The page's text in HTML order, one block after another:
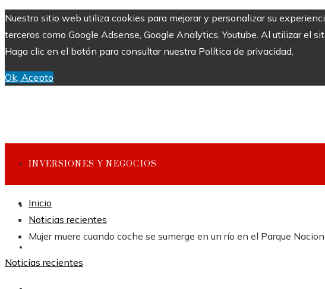
Nuestro sitio web utiliza cookies para mejorar y personalizar su
terceros como Google Adsense, Google Analytics, Youtube. Al utilizar el
Haga clic en el botón para consultar nuestra Política de privacidad.
Ok, Acepto
INVERSIONES Y NEGOCIOS
CULTURA Y OCIO
Inicio
Noticias recientes
Mujer muere cuando coche se sumerge en un río en el Parque
Noticias recientes